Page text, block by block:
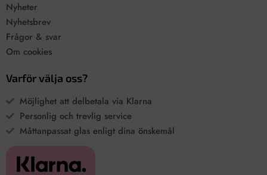
Nyheter
Nyhetsbrev
Frågor & svar
Om cookies
Varför välja oss?
Möjlighet att delbetala via Klarna
Personlig och trevlig service
Måttanpassat glas enligt dina önskemål